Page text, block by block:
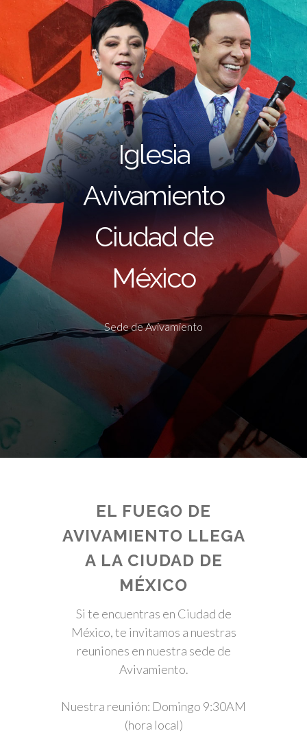
Iglesia
Avivamiento
Ciudad de
México
Sede de Avivamiento
EL FUEGO DE
AVIVAMIENTO LLEGA
A LA CIUDAD DE
MÉXICO
Si te encuentras en Ciudad de
México, te invitamos a nuestras
reuniones en nuestra sede de
Avivamiento.
Nuestra reunión: Domingo 9:30AM
(hora local)